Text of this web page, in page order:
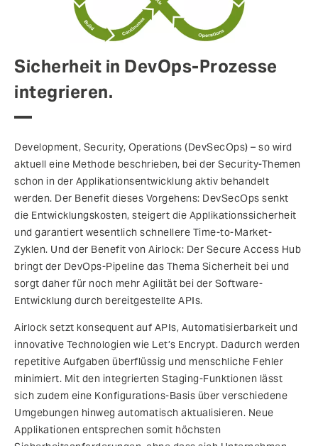
Sicherheit in DevOps-Prozesse
integrieren.
Development, Security, Operations (DevSecOps) – so wird
aktuell eine Methode beschrieben, bei der Security-Themen
schon in der Applikationsentwicklung aktiv behandelt
werden. Der Benefit dieses Vorgehens: DevSecOps senkt
die Entwicklungskosten, steigert die Applikationssicherheit
und garantiert wesentlich schnellere Time-to-Market-
Zyklen. Und der Benefit von Airlock: Der Secure Access Hub
bringt der DevOps-Pipeline das Thema Sicherheit bei und
sorgt daher für noch mehr Agilität bei der Software-
Entwicklung durch bereitgestellte APIs.
Airlock setzt konsequent auf APIs, Automatisierbarkeit und
innovative Technologien wie Let’s Encrypt. Dadurch werden
repetitive Aufgaben überflüssig und menschliche Fehler
minimiert. Mit den integrierten Staging-Funktionen lässt
sich zudem eine Konfigurations-Basis über verschiedene
Umgebungen hinweg automatisch aktualisieren. Neue
Applikationen entsprechen somit höchsten